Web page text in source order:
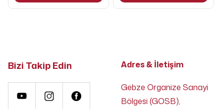
Bizi Takip Edin Adres & İletişim
Gebze Organize Sanayi
Bölgesi (GOSB),